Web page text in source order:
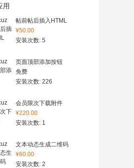
用
帖前帖后插入HTML
¥50.00
安装次数: 5
页面顶部添加按钮
免费
安装次数: 226
会员限次下载附件
¥220.00
安装次数: 1
文本动态生成二维码
¥60.00
安装次数: 2